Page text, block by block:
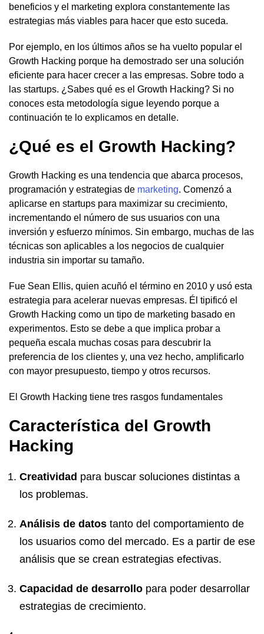
beneficios y el marketing explora constantemente las
estrategias más viables para hacer que esto suceda.
Por ejemplo, en los últimos años se ha vuelto popular el
Growth Hacking porque ha demostrado ser una solución
eficiente para hacer crecer a las empresas. Sobre todo a
las startups. ¿Sabes qué es el Growth Hacking? Si no
conoces esta metodología sigue leyendo porque a
continuación te lo explicamos en detalle.
¿Qué es el Growth Hacking?
Growth Hacking es una tendencia que abarca procesos,
programación y estrategias de marketing. Comenzó a
aplicarse en startups para maximizar su crecimiento,
incrementando el número de sus usuarios con una
inversión y esfuerzo mínimos. Sin embargo, muchas de las
técnicas son aplicables a los negocios de cualquier
industria sin importar su tamaño.
Fue Sean Ellis, quien acuñó el término en 2010 y usó esta
estrategia para acelerar nuevas empresas. Él tipificó el
Growth Hacking como un tipo de marketing basado en
experimentos. Esto se debe a que implica probar a
pequeña escala muchas cosas para descubrir la
preferencia de los clientes y, una vez hecho, amplificarlo
con mayor presupuesto, tiempo y otros recursos.
El Growth Hacking tiene tres rasgos fundamentales
Característica del Growth
Hacking
Creatividad para buscar soluciones distintas a
los problemas.
Análisis de datos tanto del comportamiento de
los usuarios como del mercado. Es a partir de ese
análisis que se crean estrategias efectivas.
Capacidad de desarrollo para poder desarrollar
estrategias de crecimiento.